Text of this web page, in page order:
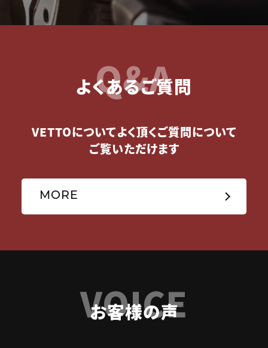
Q&A
よくあるご質問
VETTOについてよく頂くご質問について
ご覧いただけます
MORE
VOICE
お客様の声